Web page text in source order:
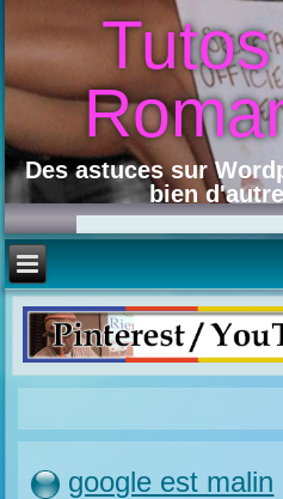
Des astuces sur
bien
google est malin